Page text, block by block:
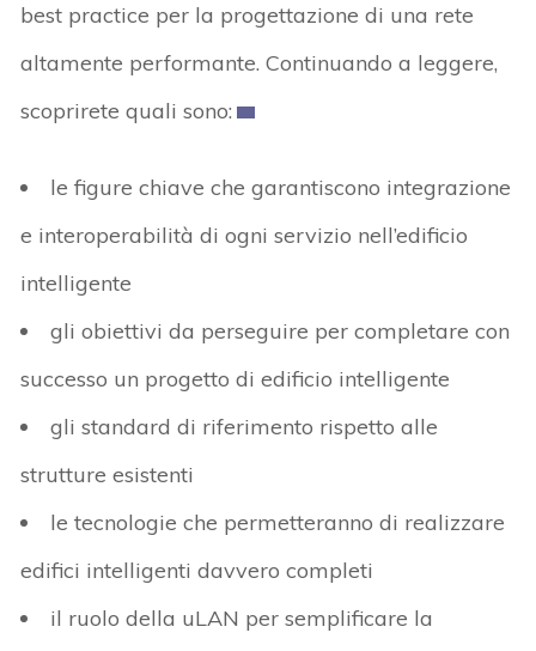
best practice per la progettazione di una rete
altamente performante. Continuando a leggere,
scoprirete quali sono:
le figure chiave che garantiscono integrazione
e interoperabilità di ogni servizio nell’edificio
intelligente
gli obiettivi da perseguire per completare con
successo un progetto di edificio intelligente
gli standard di riferimento rispetto alle
strutture esistenti
le tecnologie che permetteranno di realizzare
edifici intelligenti davvero completi
il ruolo della uLAN per semplificare la